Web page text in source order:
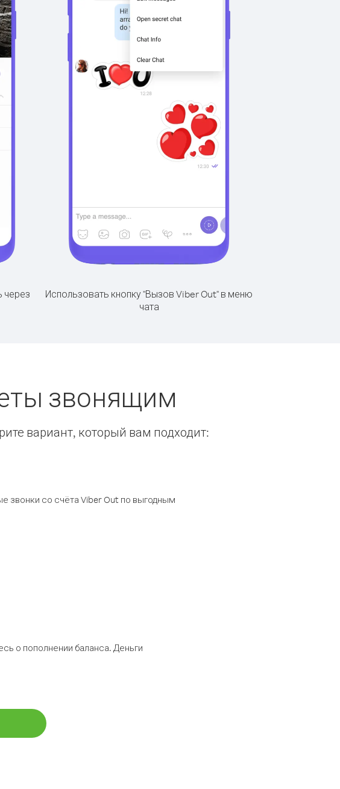
через
Использовать кнопку "Вызов Viber Out" в меню
чата
звонящим
вариант, который вам подходит:
звонки со счёта Viber Out по выгодным
о пополнении баланса. Деньги